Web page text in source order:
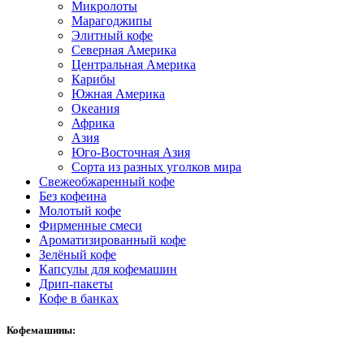
Микролоты
Марагоджипы
Элитный кофе
Северная Америка
Центральная Америка
Карибы
Южная Америка
Океания
Африка
Азия
Юго-Восточная Азия
Сорта из разных уголков мира
Свежеобжаренный кофе
Без кофеина
Молотый кофе
Фирменные смеси
Ароматизированный кофе
Зелёный кофе
Капсулы для кофемашин
Дрип-пакеты
Кофе в банках
Кофемашины: